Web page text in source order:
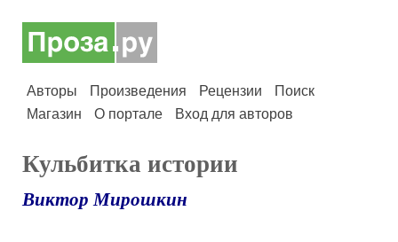
Авторы Произведения Рецензии
Поиск
Магазин
О портале Вход для авторов
Кульбитка истории
Виктор Мирошкин